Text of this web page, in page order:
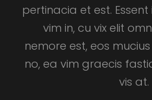
pertinacia et est.
vim in, cu vix elit
nemore est, eos
no, ea vim graecis
vis at.